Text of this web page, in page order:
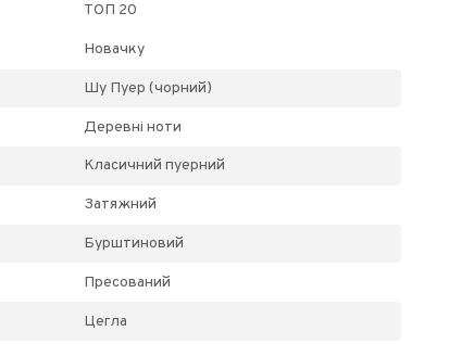
ТОП 20
Новачку
Шу Пуер (чорний)
Деревні ноти
Класичний пуерний
Затяжний
Бурштиновий
Пресований
Цегла